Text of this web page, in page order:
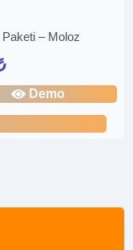
– Moloz
Demo